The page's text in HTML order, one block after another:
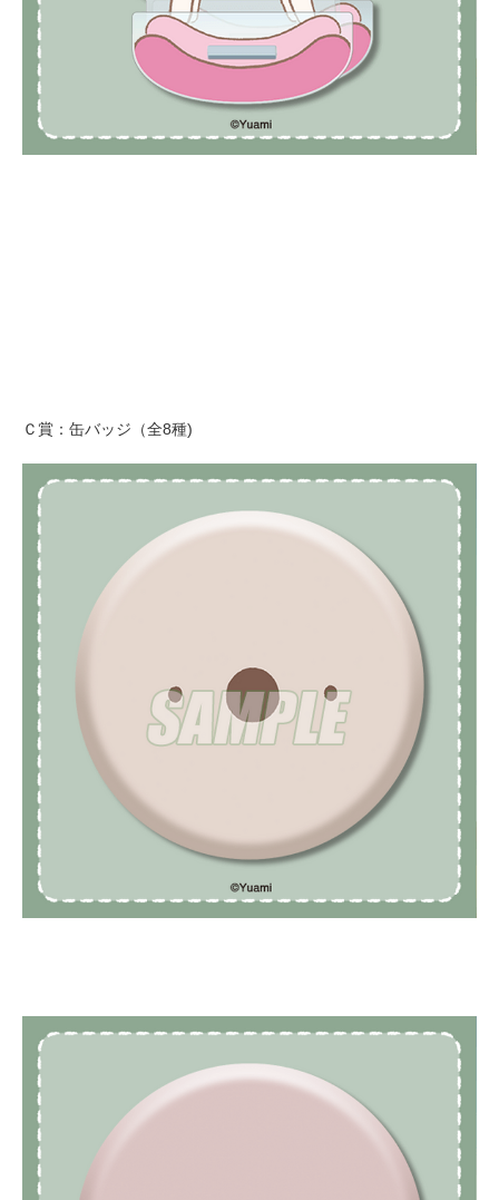
Ｃ賞：缶バッジ（全8種)